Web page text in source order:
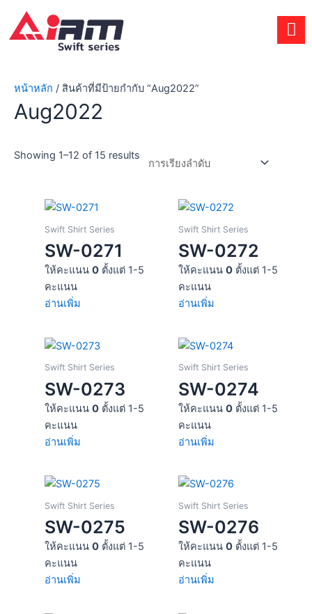
content
หน้าหลัก / สินค้าที่มีป้ายกำกับ “Aug2022”
Aug2022
Showing 1–12 of 15 results
Swift Shirt Series
SW-0271
ให้คะแนน 0ตั้งแต่ 1-5
คะแนน
อ่านเพิ่ม
Swift Shirt Series
SW-0272
ให้คะแนน 0ตั้งแต่ 1-5
คะแนน
อ่านเพิ่ม
Swift Shirt Series
SW-0273
ให้คะแนน 0ตั้งแต่ 1-5
คะแนน
อ่านเพิ่ม
Swift Shirt Series
SW-0274
ให้คะแนน 0ตั้งแต่ 1-5
คะแนน
อ่านเพิ่ม
Swift Shirt Series
SW-0275
ให้คะแนน 0ตั้งแต่ 1-5
คะแนน
อ่านเพิ่ม
Swift Shirt Series
SW-0276
ให้คะแนน 0ตั้งแต่ 1-5
คะแนน
อ่านเพิ่ม